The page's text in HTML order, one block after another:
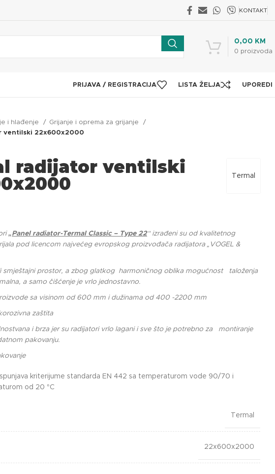
KONTAKT
0 proizvoda
0,00 KM
PRIJAVA / REGISTRACIJA LISTA ŽELJA UPOREDI
i hlađenje
Grijanje i oprema za grijanje
ventilski 22x600x2000
Termal
radijator ventilski
„Panel radiator-Termal Classic – Type 22“ izrađeni su od kvalitetnog
pod licencom najvećeg evropskog proizvođača radijatora „VOGEL &
smještajni prostor, a zbog glatkog harmoničnog oblika mogućnost taloženja
a samo čišćenje je vrlo jednostavno.
sa visinom od 600 mm i dužinama od 400 -2200 mm
zaštita
i brza jer su radijatori vrlo lagani i sve što je potrebno za montiranje
pakovanju.
ispunjava kriterijume standarda EN 442 sa temperaturom vode 90/70 i
od 20 °C
Termal
22x600x2000